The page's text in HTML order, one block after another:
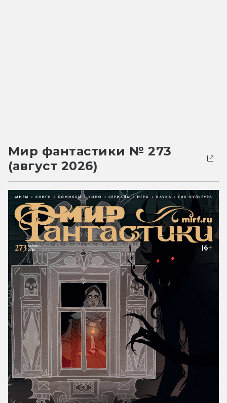
Мир фантастики № 273
(август 2026)